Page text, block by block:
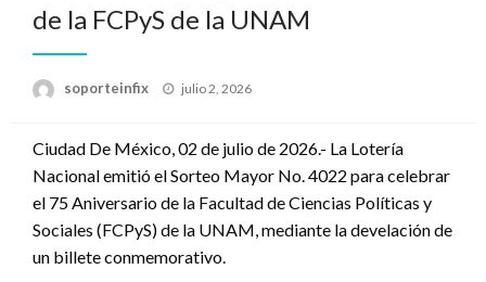
de la FCPyS de la UNAM
soporteinfix
Publicado
julio 2, 2026
Ciudad De México, 02 de julio de 2026.- La Lotería
Nacional emitió el Sorteo Mayor No. 4022 para celebrar
el 75 Aniversario de la Facultad de Ciencias Políticas y
Sociales (FCPyS) de la UNAM, mediante la develación de
un billete conmemorativo.